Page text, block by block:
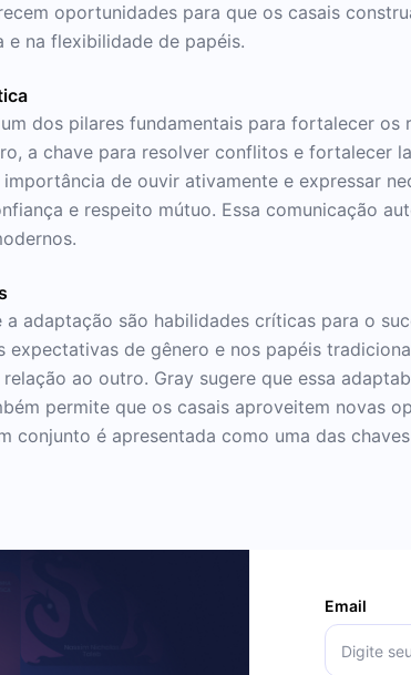
oportunidades para que os casais
e na flexibilidade de papéis.
dos pilares fundamentais para fortalecer
a chave para resolver conflitos e fortalecer
de ouvir ativamente e expressar
e respeito mútuo. Essa comunicação
adaptação são habilidades críticas para o
expectativas de gênero e nos papéis
ao outro. Gray sugere que essa
permite que os casais aproveitem novas
conjunto é apresentada como uma das
Email